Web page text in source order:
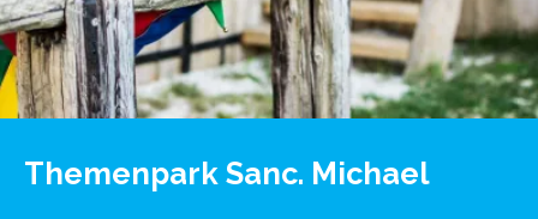
Themenpark Sanc. Michael